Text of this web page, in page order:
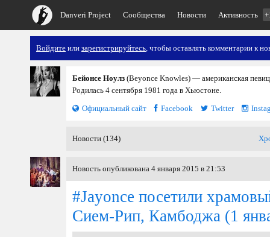
Danveri Project Сообщества Новости Активность
Войдите или зарегистрируйтесь, чтобы оставлять комментарии к
Бейонсе Ноулз (Beyonce Knowles) — американская
Родилась 4 сентября 1981 года в Хьюстоне.
Официальный сайт
Facebook Twitter
Новости (134)
Новость опубликована 4 января 2015 в 21:53
#Jayonce посетили
Сием-Рип, Камбоджа (1